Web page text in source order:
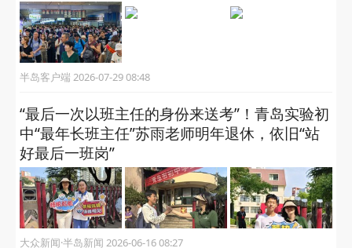
半岛客户端 2026-07-29 08:48
“最后一次以班主任的身份来送考”！青岛实验初
中“最年长班主任”苏雨老师明年退休，依旧“站
好最后一班岗”
大众新闻·半岛新闻 2026-06-16 08:27